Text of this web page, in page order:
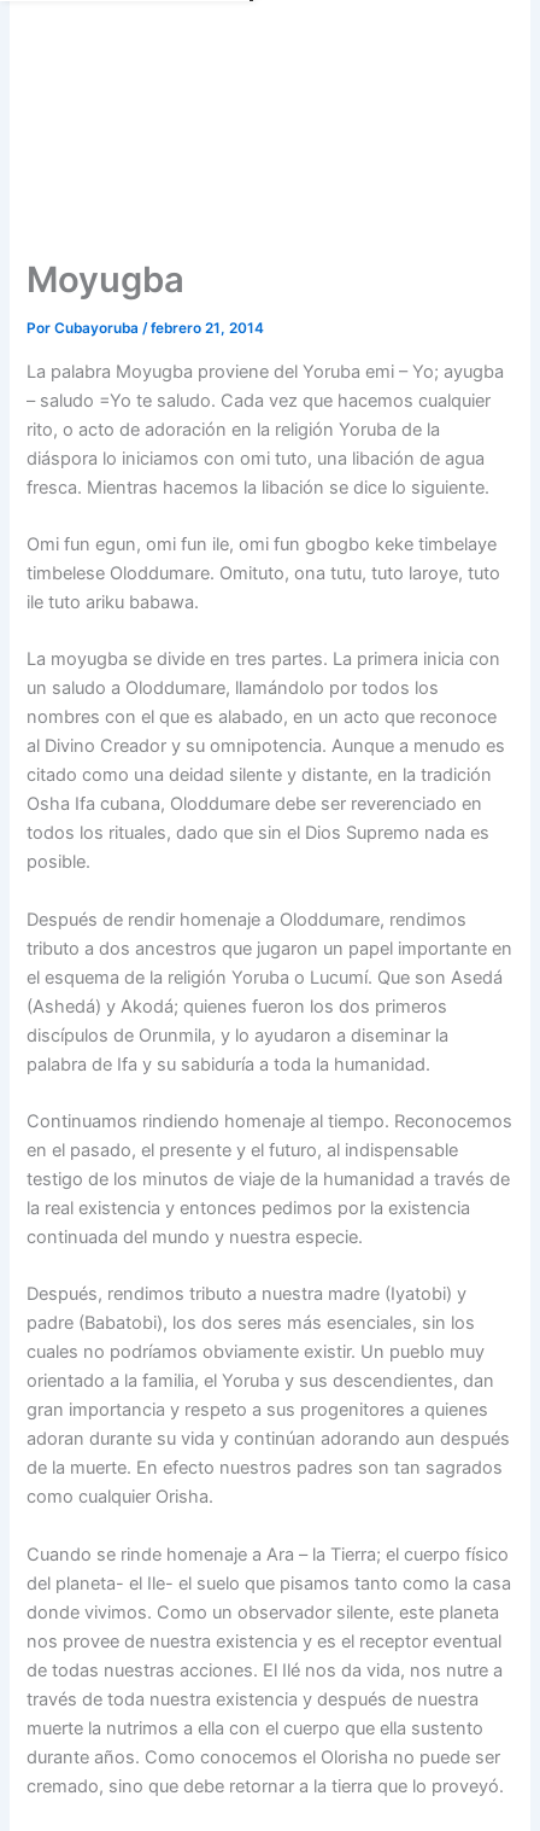
Moyugba
PorCubayoruba/febrero 21, 2014
La palabra Moyugba proviene del Yoruba emi – Yo; ayugba
– saludo =Yo te saludo. Cada vez que hacemos cualquier
rito, o acto de adoración en la religión Yoruba de la
diáspora lo iniciamos con omi tuto, una libación de agua
fresca. Mientras hacemos la libación se dice lo siguiente.
Omi fun egun, omi fun ile, omi fun gbogbo keke timbelaye
timbelese Oloddumare. Omituto, ona tutu, tuto laroye, tuto
ile tuto ariku babawa.
La moyugba se divide en tres partes. La primera inicia con
un saludo a Oloddumare, llamándolo por todos los
nombres con el que es alabado, en un acto que reconoce
al Divino Creador y su omnipotencia. Aunque a menudo es
citado como una deidad silente y distante, en la tradición
Osha Ifa cubana, Oloddumare debe ser reverenciado en
todos los rituales, dado que sin el Dios Supremo nada es
posible.
Después de rendir homenaje a Oloddumare, rendimos
tributo a dos ancestros que jugaron un papel importante en
el esquema de la religión Yoruba o Lucumí. Que son Asedá
(Ashedá) y Akodá; quienes fueron los dos primeros
discípulos de Orunmila, y lo ayudaron a diseminar la
palabra de Ifa y su sabiduría a toda la humanidad.
Continuamos rindiendo homenaje al tiempo. Reconocemos
en el pasado, el presente y el futuro, al indispensable
testigo de los minutos de viaje de la humanidad a través de
la real existencia y entonces pedimos por la existencia
continuada del mundo y nuestra especie.
Después, rendimos tributo a nuestra madre (Iyatobi) y
padre (Babatobi), los dos seres más esenciales, sin los
cuales no podríamos obviamente existir. Un pueblo muy
orientado a la familia, el Yoruba y sus descendientes, dan
gran importancia y respeto a sus progenitores a quienes
adoran durante su vida y continúan adorando aun después
de la muerte. En efecto nuestros padres son tan sagrados
como cualquier Orisha.
Cuando se rinde homenaje a Ara – la Tierra; el cuerpo físico
del planeta- el Ile- el suelo que pisamos tanto como la casa
donde vivimos. Como un observador silente, este planeta
nos provee de nuestra existencia y es el receptor eventual
de todas nuestras acciones. El Ilé nos da vida, nos nutre a
través de toda nuestra existencia y después de nuestra
muerte la nutrimos a ella con el cuerpo que ella sustento
durante años. Como conocemos el Olorisha no puede ser
cremado, sino que debe retornar a la tierra que lo proveyó.